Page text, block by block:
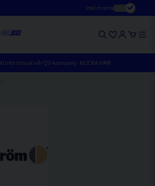
Inkl.moms
inte missat vår Q3-kampanj - KLICKA HÄR!